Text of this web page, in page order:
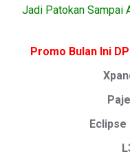
Jadi Patokan Sampai
Promo Bulan Ini
Eclipse